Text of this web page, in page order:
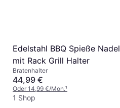
Edelstahl BBQ Spieße Nadel
mit Rack Grill Halter
Bratenhalter
44,99 €
Oder 14,99 €/Mon.¹
1 Shop